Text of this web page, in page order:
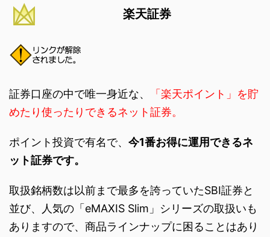
楽天証券
証券口座の中で唯一身近な、
「楽天ポイント」を貯
めたり使ったりできるネット証券。
ポイント投資で有名で、 今1番お得に運用できるネ
ット証券です。
取扱銘柄数は以前まで最多を誇っていたSBI証券と
並び、人気の「eMAXIS Slim」シリーズの取扱いも
ありますので、商品ラインナップに困ることはあり